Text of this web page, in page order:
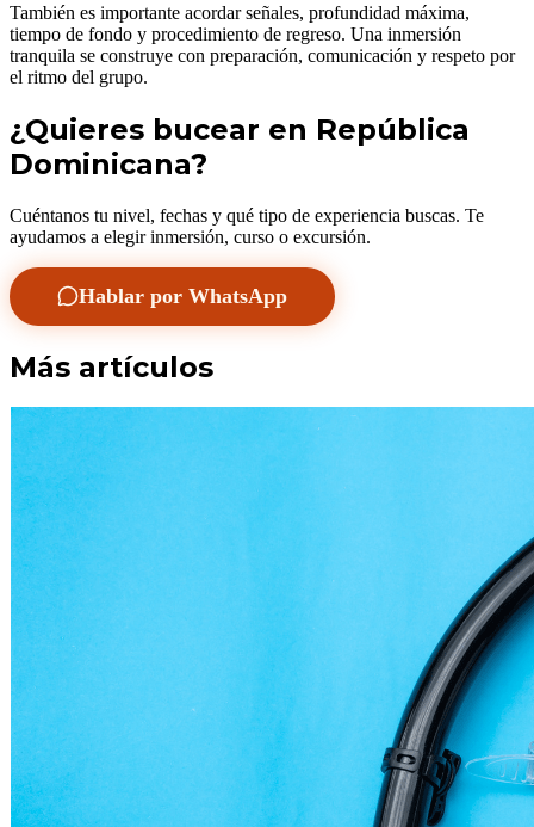
También es importante acordar señales, profundidad máxima,
tiempo de fondo y procedimiento de regreso. Una inmersión
tranquila se construye con preparación, comunicación y respeto por
el ritmo del grupo.
¿Quieres bucear en República
Dominicana?
Cuéntanos tu nivel, fechas y qué tipo de experiencia buscas. Te
ayudamos a elegir inmersión, curso o excursión.
Hablar por WhatsApp
Más artículos